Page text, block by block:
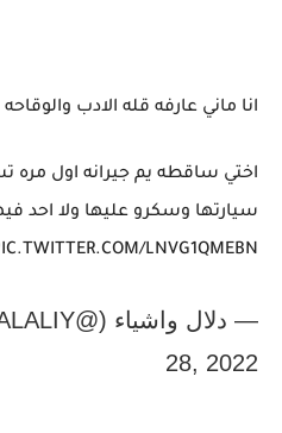
انا ماني عارفه قله الادب
اختي ساقطه يم جيرانه اول مره
سيارتها وسكرو عليها ولا احد
LNVG1QMEBN
28, 2022